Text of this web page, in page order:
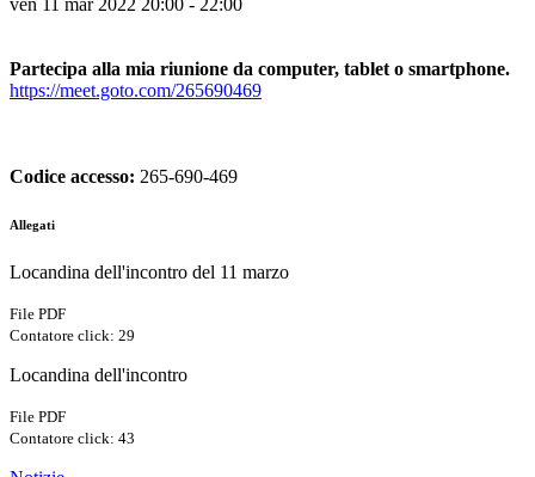
ven 11 mar 2022 20:00 - 22:00
Partecipa alla mia riunione da computer, tablet o smartphone.
https://meet.goto.com/265690469
Codice accesso: 265-690-469
Allegati
Locandina dell'incontro del 11 marzo
File PDF
Contatore click: 29
Locandina dell'incontro
File PDF
Contatore click: 43